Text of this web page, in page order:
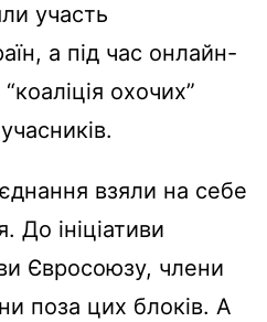
участь
а під час онлайн-
охочих”
взяли на себе
До ініціативи
Євросоюзу, члени
поза цих блоків. А